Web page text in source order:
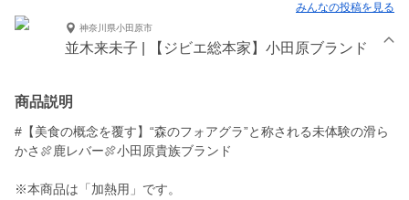
みんなの投稿を見る
神奈川県小田原市
並木来未子 | 【ジビエ総本家】小田原ブランド
商品説明
#【美食の概念を覆す】“森のフォアグラ”と称される未体験の滑ら
かさ🍖鹿レバー🍖小田原貴族ブランド
※本商品は「加熱用」です。